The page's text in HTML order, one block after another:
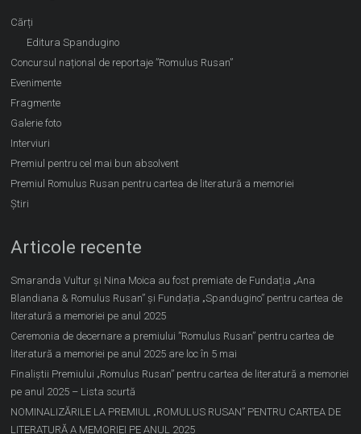
Cărți
Editura Spandugino
Concursul național de reportaje ”Romulus Rusan”
Evenimente
Fragmente
Galerie foto
Interviuri
Premiul pentru cel mai bun absolvent
Premiul Romulus Rusan pentru cartea de literatură a memoriei
Știri
Articole recente
Smaranda Vultur și Nina Moica au fost premiate de Fundația „Ana
Blandiana & Romulus Rusan” și Fundația „Spandugino” pentru cartea de
literatură a memoriei pe anul 2025
Ceremonia de decernare a premiului ”Romulus Rusan” pentru cartea de
literatură a memoriei pe anul 2025 are loc în 5 mai
Finaliștii Premiului „Romulus Rusan” pentru cartea de literatură a memoriei
pe anul 2025 – Lista scurtă
NOMINALIZĂRILE LA PREMIUL „ROMULUS RUSAN” PENTRU CARTEA DE
LITERATURĂ A MEMORIEI PE ANUL 2025